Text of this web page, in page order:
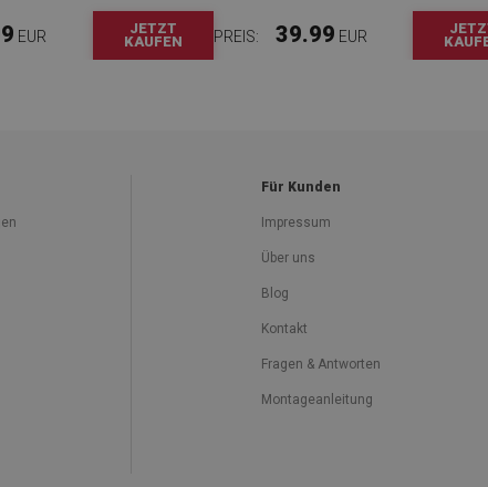
EUR
JETZT
KAUFEN
PREIS: 39.99 EUR
Für Kunden
Impressum
Über uns
Blog
Kontakt
Fragen & Antworten
Montageanleitung